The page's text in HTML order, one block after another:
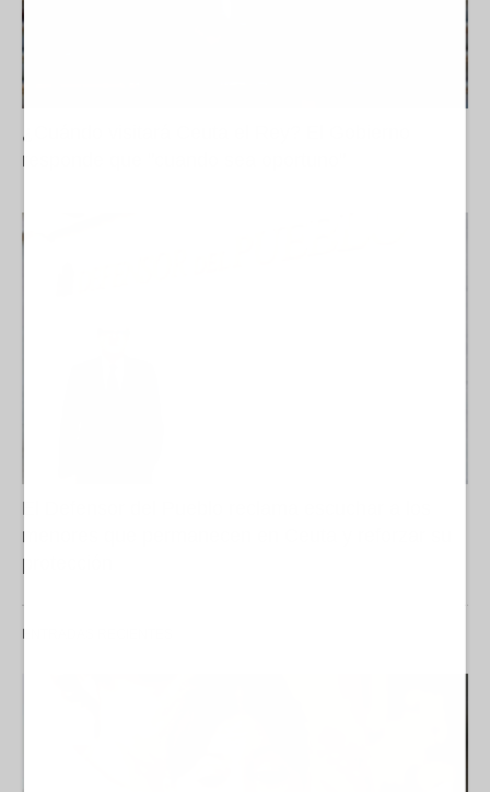
¿Cuándo visitará Ceuta el Rey? El Gobierno
responde que "cuando sea oportuno"
El Defensor del Pueblo reclama escuchar a los
menores que permanecen en Ceuta y reforzar su
protección